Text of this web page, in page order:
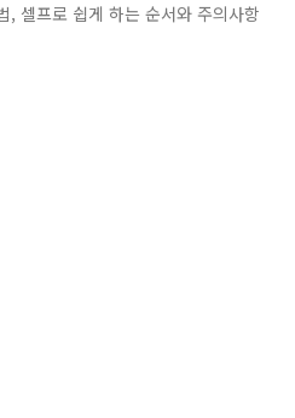
, 셀프로 쉽게 하는 순서와 주의사항